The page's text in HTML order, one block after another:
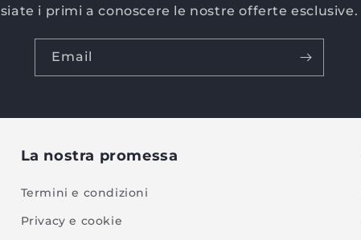
siate i primi a conoscere le nostre offerte esclusive.
Email
La nostra promessa
Termini e condizioni
Privacy e cookie